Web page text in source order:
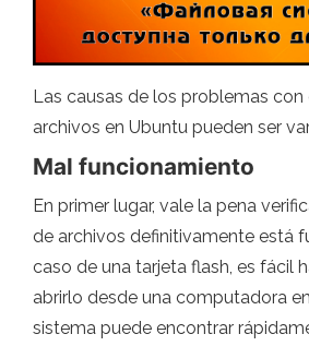
Las causas de los problemas con
archivos en Ubuntu pueden ser
Mal funcionamiento
En primer lugar, vale la pena
de archivos definitivamente está
caso de una tarjeta flash, es fácil
abrirlo desde una computadora
sistema puede encontrar